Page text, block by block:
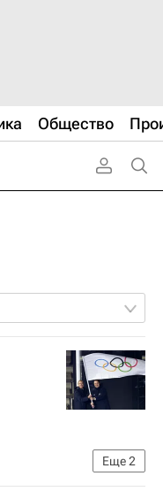
Общество
Еще2
(МОК)